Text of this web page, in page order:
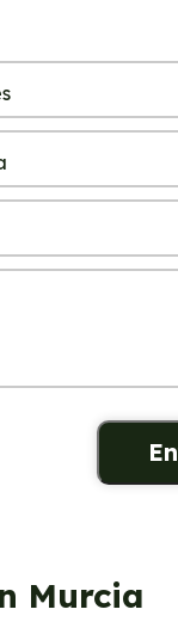
Murcia